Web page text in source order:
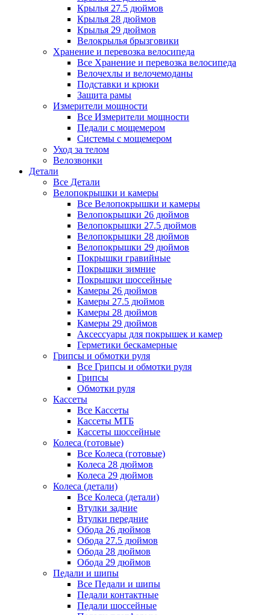
Крылья 27.5 дюймов
Крылья 28 дюймов
Крылья 29 дюймов
Велокрылья брызговики
Хранение и перевозка велосипеда
Все Хранение и перевозка велосипеда
Велочехлы и велочемоданы
Подставки и крюки
Защита рамы
Измерители мощности
Все Измерители мощности
Педали с мощемером
Системы с мощемером
Уход за телом
Велозвонки
Детали
Все Детали
Велопокрышки и камеры
Все Велопокрышки и камеры
Велопокрышки 26 дюймов
Велопокрышки 27.5 дюймов
Велопокрышки 28 дюймов
Велопокрышки 29 дюймов
Покрышки гравийные
Покрышки зимние
Покрышки шоссейные
Камеры 26 дюймов
Камеры 27.5 дюймов
Камеры 28 дюймов
Камеры 29 дюймов
Аксессуары для покрышек и камер
Герметики бескамерные
Грипсы и обмотки руля
Все Грипсы и обмотки руля
Грипсы
Обмотки руля
Кассеты
Все Кассеты
Кассеты МТБ
Кассеты шоссейные
Колеса (готовые)
Все Колеса (готовые)
Колеса 28 дюймов
Колеса 29 дюймов
Колеса (детали)
Все Колеса (детали)
Втулки задние
Втулки передние
Обода 26 дюймов
Обода 27.5 дюймов
Обода 28 дюймов
Обода 29 дюймов
Педали и шипы
Все Педали и шипы
Педали контактные
Педали шоссейные